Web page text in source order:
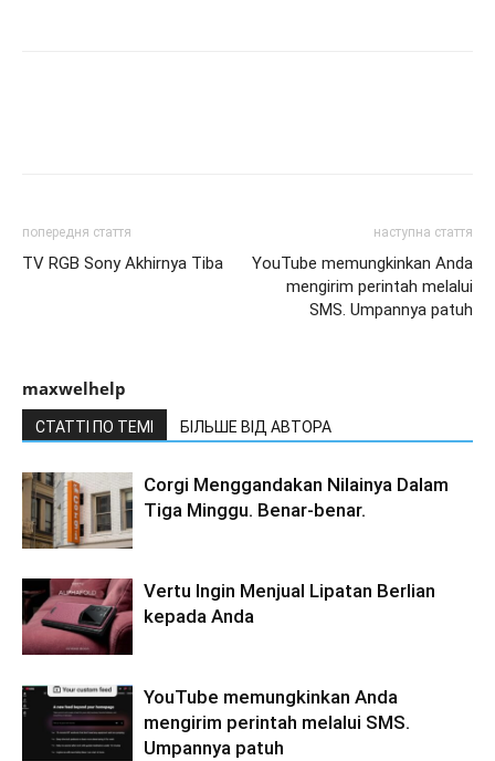
попередня стаття
TV RGB Sony Akhirnya Tiba
наступна стаття
YouTube memungkinkan Anda
mengirim perintah melalui
SMS. Umpannya patuh
maxwelhelp
СТАТТІ ПО ТЕМІ БІЛЬШЕ ВІД АВТОРА
Corgi Menggandakan Nilainya Dalam
Tiga Minggu. Benar-benar.
Vertu Ingin Menjual Lipatan Berlian
kepada Anda
YouTube memungkinkan Anda
mengirim perintah melalui SMS.
Umpannya patuh